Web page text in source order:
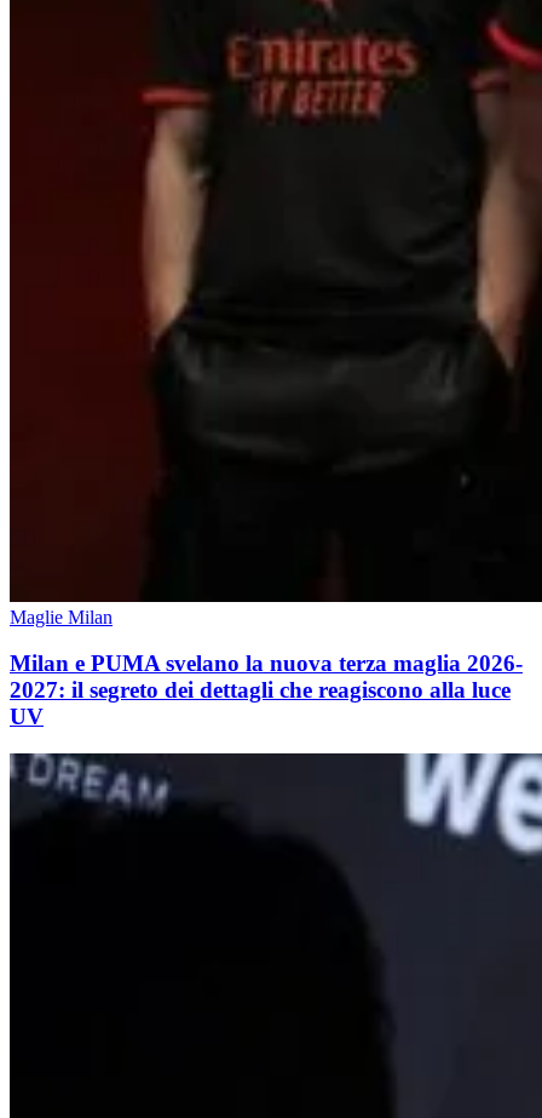
Maglie Milan
Milan e PUMA svelano la nuova terza maglia 2026-
2027: il segreto dei dettagli che reagiscono alla luce
UV